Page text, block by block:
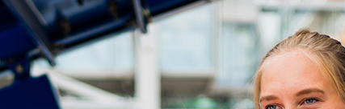
Center der HPA
aller Verkehrsmeldungen im Hafen am